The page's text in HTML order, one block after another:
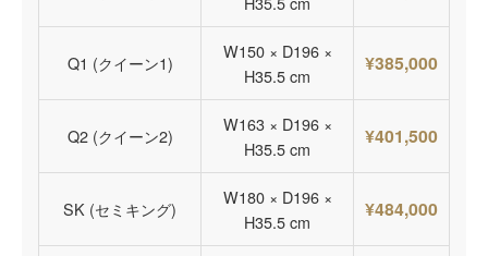
Q1 (クイーン1)
W150 × D196 ×
H35.5 cm
¥385,000
Q2 (クイーン2)
W163 × D196 ×
H35.5 cm
¥401,500
SK (セミキング)
W180 × D196 ×
H35.5 cm
¥484,000